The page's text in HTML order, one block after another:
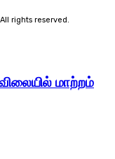
rights reserved.
மாற்றம்